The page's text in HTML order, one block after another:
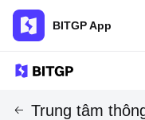
BITGP App
Trung tâm